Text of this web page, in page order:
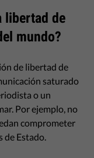
libertad de
mundo?
de libertad de
saturado
o un
Por ejemplo, no
comprometer
de Estado.